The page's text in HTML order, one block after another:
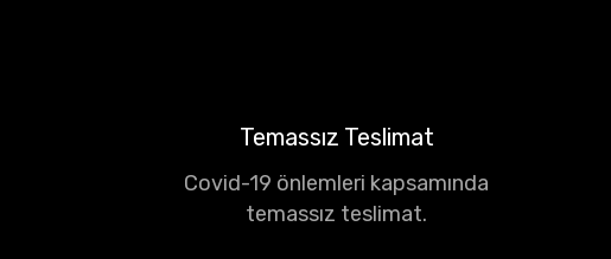
Temassız Teslimat
Covid-19 önlemleri kapsamında
temassız teslimat.